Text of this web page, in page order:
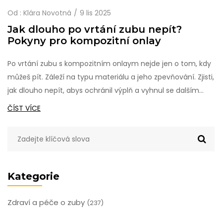
Kategorie
Zdraví a péče o zuby (237)
Od : Klára Novotná 9 lis 2025
Jak dlouho po vrtání zubu nepít?
Pokyny pro kompozitní onlay
Po vrtání zubu s kompozitním onlaym nejde jen o tom, kdy
můžeš pít. Záleží na typu materiálu a jeho zpevňování. Zjisti,
jak dlouho nepít, abys ochránil výplň a vyhnul se dalším
návštěvám u zubaře.
ČÍST VÍCE